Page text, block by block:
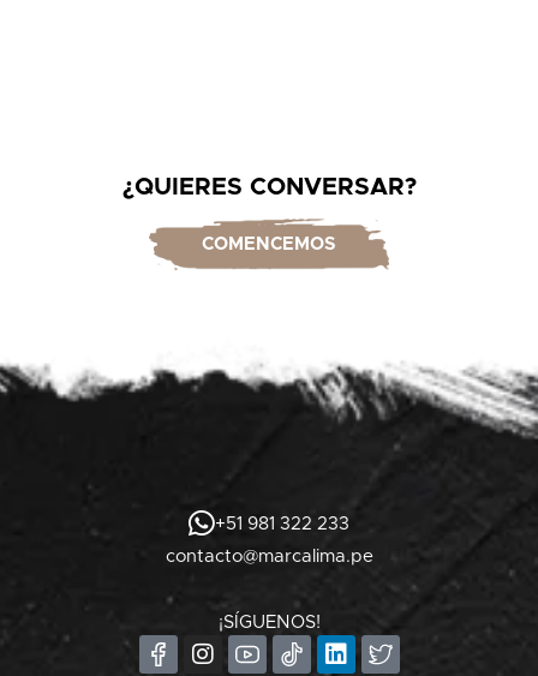
¿QUIERES CONVERSAR?
COMENCEMOS
+51 981 322 233
contacto@marcalima.pe
¡SÍGUENOS!